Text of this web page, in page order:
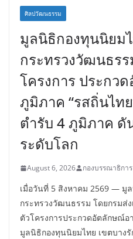
ศิลปวัฒนธรรม
มูลนิธิกองทุนนิยม
กระทรวงวัฒนธร
โครงการ ประกว
ภูมิภาค “รสถิ่นไท
ตำรับ 4 ภูมิภาค ดั
ระดับโลก
August 6, 2026 กองบรรณาธิการ
เมื่อวันที่ 5 สิงหาคม 2569 — มู
กระทรวงวัฒนธรรม โดยกรมส่
ตัวโครงการประกวดอัตลักษณ์อ
มูลนิธิกองทุนนิยมไทย เขตบางรั